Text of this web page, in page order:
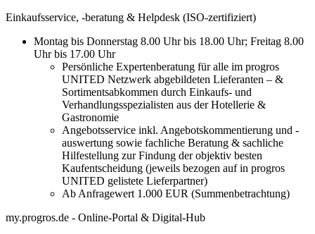
Einkaufsservice, -beratung & Helpdesk (ISO-zertifiziert)
Montag bis Donnerstag 8.00 Uhr bis 18.00 Uhr; Freitag 8.00
Uhr bis 17.00 Uhr
Persönliche Expertenberatung für alle im progros
UNITED Netzwerk abgebildeten Lieferanten – &
Sortimentsabkommen durch Einkaufs- und
Verhandlungsspezialisten aus der Hotellerie &
Gastronomie
Angebotsservice inkl. Angebotskommentierung und -
auswertung sowie fachliche Beratung & sachliche
Hilfestellung zur Findung der objektiv besten
Kaufentscheidung (jeweils bezogen auf in progros
UNITED gelistete Lieferpartner)
Ab Anfragewert 1.000 EUR (Summenbetrachtung)
my.progros.de - Online-Portal & Digital-Hub